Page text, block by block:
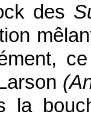
des
la